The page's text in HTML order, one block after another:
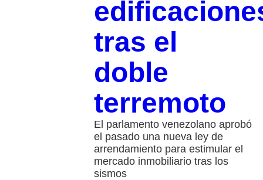
tras el
doble
terremoto
El parlamento venezolano aprobó
el pasado una nueva ley de
arrendamiento para estimular el
mercado inmobiliario tras los
sismos